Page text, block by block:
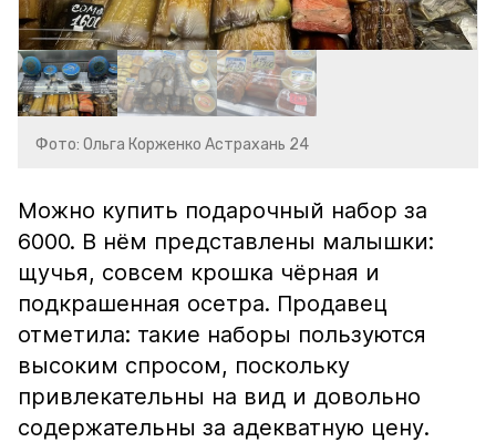
Фото: Ольга Корженко Астрахань 24
Можно купить подарочный набор за
6000. В нём представлены малышки:
щучья, совсем крошка чёрная и
подкрашенная осетра. Продавец
отметила: такие наборы пользуются
высоким спросом, поскольку
привлекательны на вид и довольно
содержательны за адекватную цену.